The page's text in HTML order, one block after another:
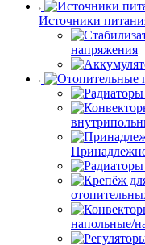
Источники
напряжения
напольные/